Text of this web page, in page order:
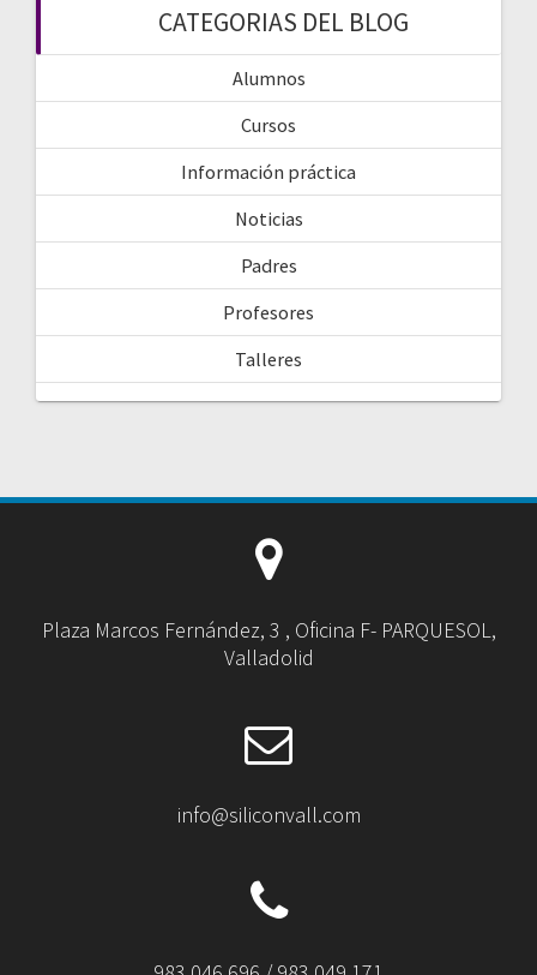
CATEGORIAS DEL BLOG
Alumnos
Cursos
Información práctica
Noticias
Padres
Profesores
Talleres
Plaza Marcos Fernández, 3 , Oficina F- PARQUESOL,
Valladolid
info@siliconvall.com